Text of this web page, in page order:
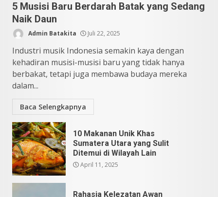
5 Musisi Baru Berdarah Batak yang Sedang
Naik Daun
Admin Batakita Juli 22, 2025
Industri musik Indonesia semakin kaya dengan
kehadiran musisi-musisi baru yang tidak hanya
berbakat, tetapi juga membawa budaya mereka
dalam...
Baca Selengkapnya
10 Makanan Unik Khas
Sumatera Utara yang Sulit
Ditemui di Wilayah Lain
April 11, 2025
Rahasia Kelezatan Awan